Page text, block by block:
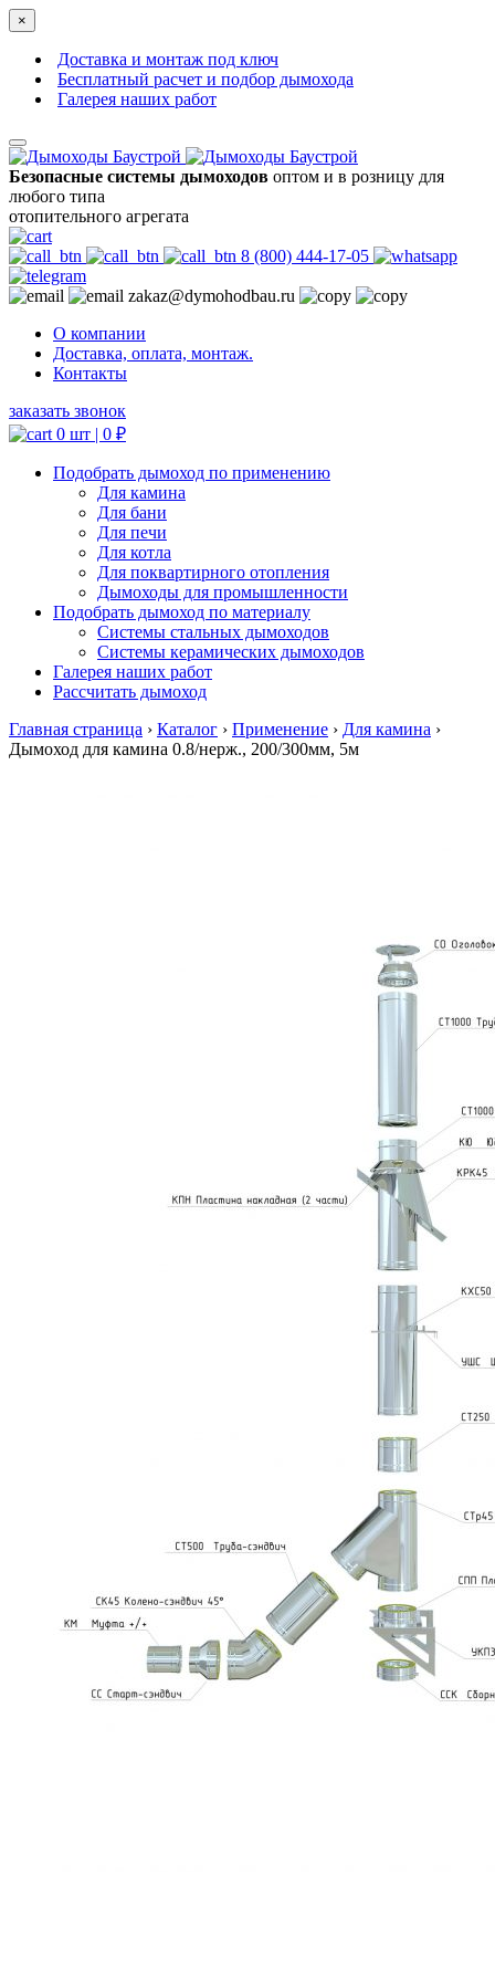
×
Доставка и монтаж под ключ
Бесплатный расчет и подбор дымохода
Галерея наших работ
Безопасные системы дымоходов оптом и в розницу для
любого типа
отопительного агрегата
8 (800) 444-17-05
zakaz@dymohodbau.ru
О компании
Доставка, оплата, монтаж.
Контакты
заказать звонок
0 шт | 0 ₽
Подобрать дымоход по применению
Для камина
Для бани
Для печи
Для котла
Для поквартирного отопления
Дымоходы для промышленности
Подобрать дымоход по материалу
Системы стальных дымоходов
Системы керамических дымоходов
Галерея наших работ
Рассчитать дымоход
Главная страница › Каталог › Применение › Для камина ›
Дымоход для камина 0.8/нерж., 200/300мм, 5м